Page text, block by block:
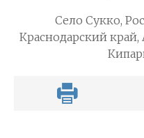
Село Сукко,
Краснодарский